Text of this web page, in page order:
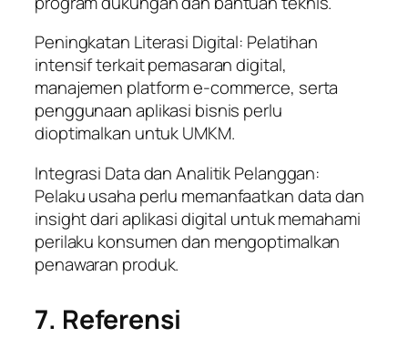
Peningkatan Literasi Digital: Pelatihan
intensif terkait pemasaran digital,
manajemen platform e-commerce, serta
penggunaan aplikasi bisnis perlu
dioptimalkan untuk UMKM.
Integrasi Data dan Analitik Pelanggan:
Pelaku usaha perlu memanfaatkan data dan
insight dari aplikasi digital untuk memahami
perilaku konsumen dan mengoptimalkan
penawaran produk.
7. Referensi